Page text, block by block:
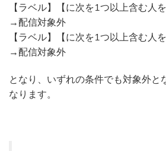
【ラベル】【に次を1つ以上含む人
→配信対象外
【ラベル】【に次を1つ以上含む人
→配信対象外
となり、いずれの条件でも対象外と
なります。